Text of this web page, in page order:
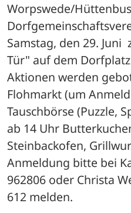
Worpswede/
Samstag, den 29. Juni
Tür" auf dem
Aktionen werden
Flohmarkt (um
Tauschbörse (Puzzle,
ab 14 Uhr
Steinbackofen,
Anmeldung bitte bei
962806 oder Christa
612 melden.